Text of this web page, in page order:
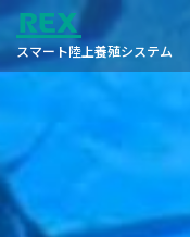
スマート陸上養殖システム